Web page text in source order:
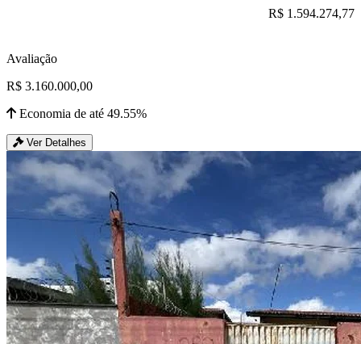
R$ 1.594.274,77
Avaliação
R$ 3.160.000,00
Economia de até 49.55%
Ver Detalhes